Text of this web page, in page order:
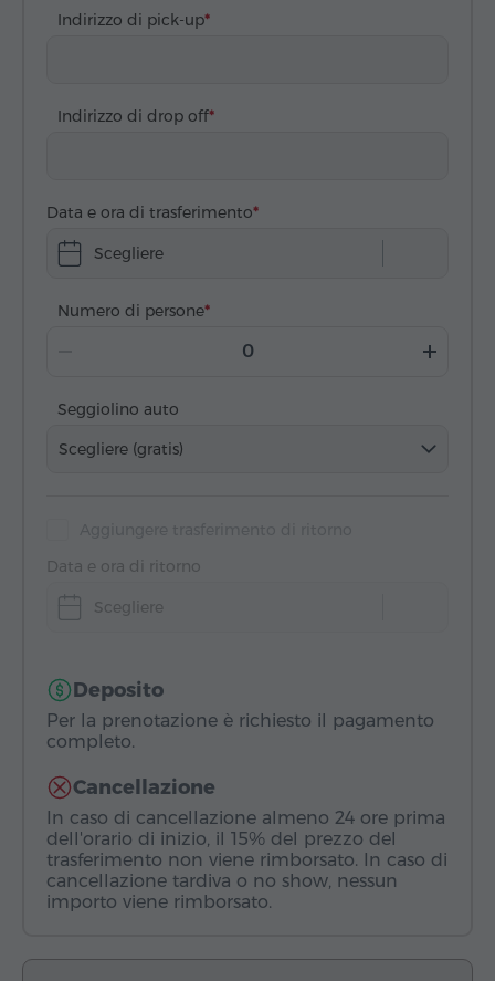
Indirizzo di pick-up
Indirizzo di drop off
Data e ora di trasferimento
Scegliere
Numero di persone
Seggiolino auto
Scegliere (gratis)
Data e ora di ritorno
Scegliere
Deposito
Per la prenotazione è richiesto il pagamento
completo.
Cancellazione
In caso di cancellazione almeno 24 ore prima
dell'orario di inizio, il 15% del prezzo del
trasferimento non viene rimborsato. In caso di
cancellazione tardiva o no show, nessun
importo viene rimborsato.